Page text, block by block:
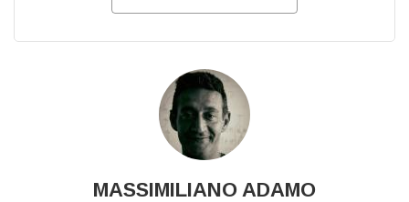
MASSIMILIANO ADAMO